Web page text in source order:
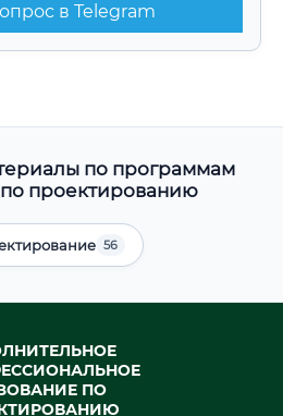
в Telegram
по программам
проектированию
56
ПО